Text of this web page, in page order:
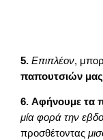
5. Επιπλέον,
παπουτσιών μας
6. Αφήνουμε τα
μία φορά την
προσθέτοντας